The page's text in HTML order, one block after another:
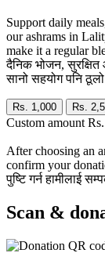
Support daily
our ashrams in
make it a regular
दैनिक भोजन, सुरक्षित
सानो सहयोग पनि
Rs. 1,000 Rs.
Custom amount Rs.
After choosing an
confirm your
पुष्टि गर्न हामीलाई
Scan &